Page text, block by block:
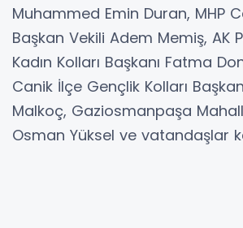
Muhammed Emin Duran, MHP
Başkan Vekili Adem Memiş, AK
Kadın Kolları Başkanı Fatma
Canik İlçe Gençlik Kolları
Malkoç, Gaziosmanpaşa
Osman Yüksel ve vatandaşlar